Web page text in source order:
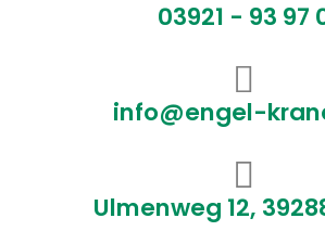
03921 - 93 97
info@engel-
Ulmenweg 12,